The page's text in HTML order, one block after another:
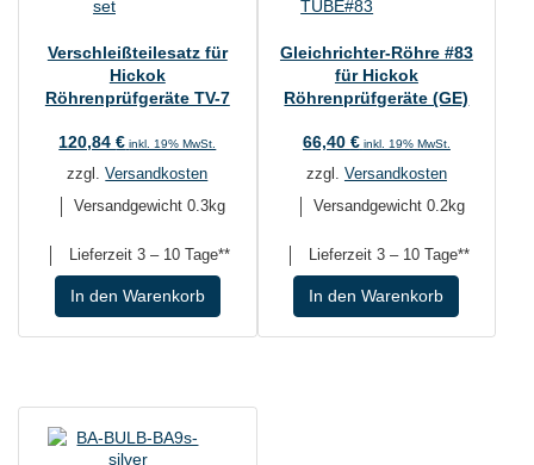
Verschleißteilesatz für
Hickok
Röhrenprüfgeräte TV-7
120,84€ inkl. 19% MwSt.
zzgl.Versandkosten
Versandgewicht 0.3kg
Lieferzeit3 – 10 Tage**
In den Warenkorb
Gleichrichter-Röhre #83
für Hickok
Röhrenprüfgeräte (GE)
66,40 € inkl. 19% MwSt.
zzgl. Versandkosten
Versandgewicht 0.2kg
Lieferzeit 3 – 10 Tage**
In den Warenkorb